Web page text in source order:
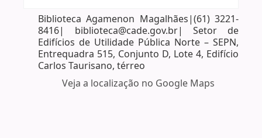
Biblioteca Agamenon Magalhães|(61) 3221-
8416| biblioteca@cade.gov.br| Setor de
Edifícios de Utilidade Pública Norte – SEPN,
Entrequadra 515, Conjunto D, Lote 4, Edifício
Carlos Taurisano, térreo
Veja a localização no Google Maps